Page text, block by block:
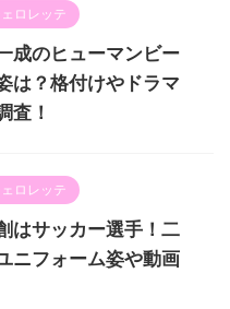
ロレッテ
成のヒューマンビー
は？格付けやドラマ
査！
ロレッテ
はサッカー選手！二
ニフォーム姿や動画